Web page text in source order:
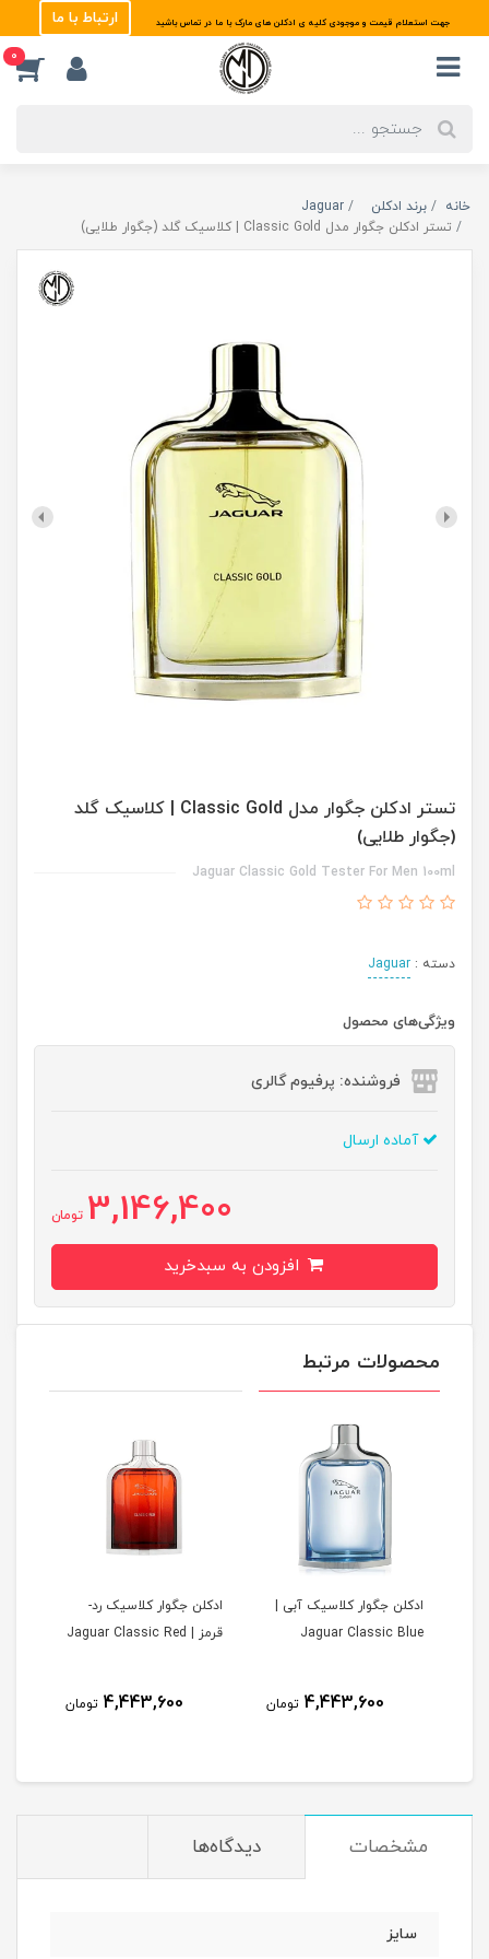
جهت استعلام قیمت و موجودی کلیه ی ادکلن های مارک با ما در تماس باشید ارتباط با ما
0
خانه برند ادکلن
Jaguar
تستر ادکلن جگوار مدل Classic Gold | کلاسیک گلد (جگوار طلایی)
تستر ادکلن جگوار مدل Classic Gold | کلاسیک گلد
(جگوار طلایی)
Jaguar Classic Gold Tester For Men 100ml
دسته : Jaguar
ویژگی‌های محصول
فروشنده: پرفیوم گالری
آماده ارسال
3,146,400 تومان
محصولات مرتبط
ادکلن جگوار کلاسیک آبی |
Jaguar Classic Blue
4,443,600 تومان
ادکلن جگوار کلاسیک رد-
قرمز | Jaguar Classic Red
4,443,600 تومان
مشخصات دیدگاه‌ها
سایز